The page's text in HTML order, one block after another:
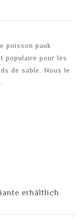
poisson pauk
populaire pour les
de sable. Nous le
erhältlich